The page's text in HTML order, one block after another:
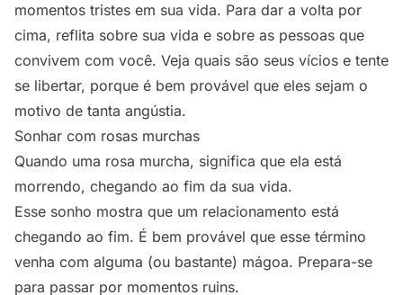
momentos tristes em sua vida. Para dar a volta por
cima, reflita sobre sua vida e sobre as pessoas que
convivem com você. Veja quais são seus vícios e tente
se libertar, porque é bem provável que eles sejam o
motivo de tanta angústia.
Sonhar com rosas murchas
Quando uma rosa murcha, significa que ela está
morrendo, chegando ao fim da sua vida.
Esse sonho mostra que um relacionamento está
chegando ao fim. É bem provável que esse término
venha com alguma (ou bastante) mágoa. Prepara-se
para passar por momentos ruins.